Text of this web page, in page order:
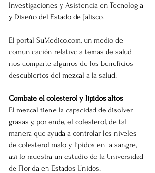
Investigaciones y Asistencia en Tecnología
y Diseño del Estado de Jalisco.
El portal SuMedico.com, un medio de
comunicación relativo a temas de salud
nos comparte algunos de los beneficios
descubiertos del mezcal a la salud:
Combate el colesterol y lípidos altos
El mezcal tiene la capacidad de disolver
grasas y, por ende, el colesterol, de tal
manera que ayuda a controlar los niveles
de colesterol malo y lípidos en la sangre,
así lo muestra un estudio de la Universidad
de Florida en Estados Unidos.